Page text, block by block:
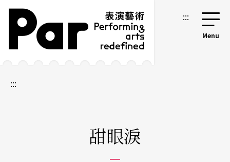
跳到主要內容區塊
網站導覽 :::
:::
甜眼淚